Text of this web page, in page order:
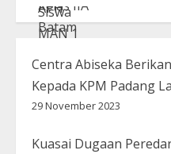
Centra Abiseka
Kepada KPM Padang
29 November 2023
Kuasai Dugaan